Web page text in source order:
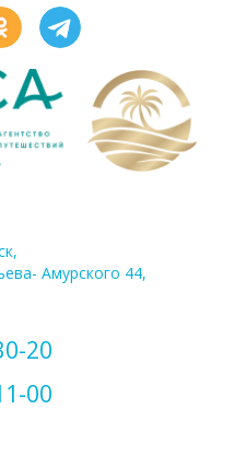
Амурского 44,
20
00